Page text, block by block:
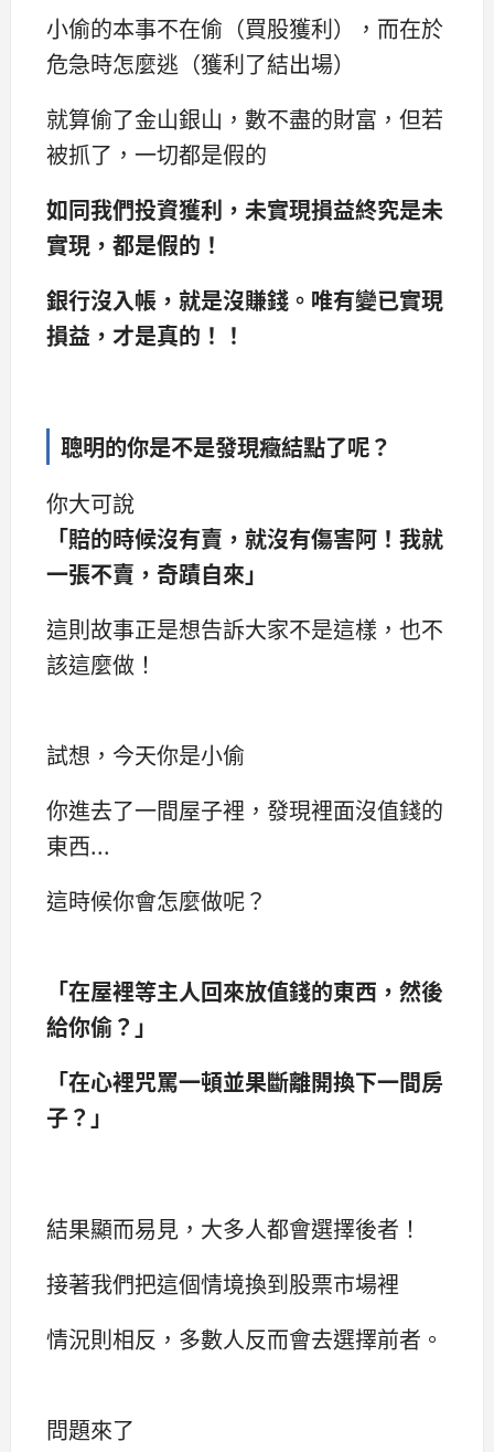
小偷的本事不在偷（買股獲利），而在於
危急時怎麼逃（獲利了結出場）
就算偷了金山銀山，數不盡的財富，但若
被抓了，一切都是假的
如同我們投資獲利，未實現損益終究是未
實現，都是假的！
銀行沒入帳，就是沒賺錢。唯有變已實現
損益，才是真的！！
聰明的你是不是發現癥結點了呢？
你大可說
「賠的時候沒有賣，就沒有傷害阿！我就
一張不賣，奇蹟自來」
這則故事正是想告訴大家不是這樣，也不
該這麼做！
試想，今天你是小偷
你進去了一間屋子裡，發現裡面沒值錢的
東西...
這時候你會怎麼做呢？
「在屋裡等主人回來放值錢的東西，然後
給你偷？」
「在心裡咒罵一頓並果斷離開換下一間房
子？」
結果顯而易見，大多人都會選擇後者！
接著我們把這個情境換到股票市場裡
情況則相反，多數人反而會去選擇前者。
問題來了